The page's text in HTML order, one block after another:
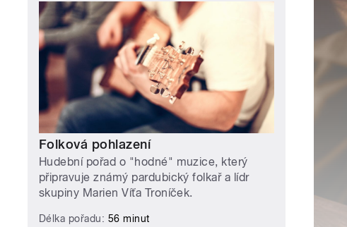
Folková pohlazení
Hudební pořad o "hodné" muzice, který
připravuje známý pardubický folkař a lídr
skupiny Marien Víťa Troníček.
Délka pořadu: 56 minut